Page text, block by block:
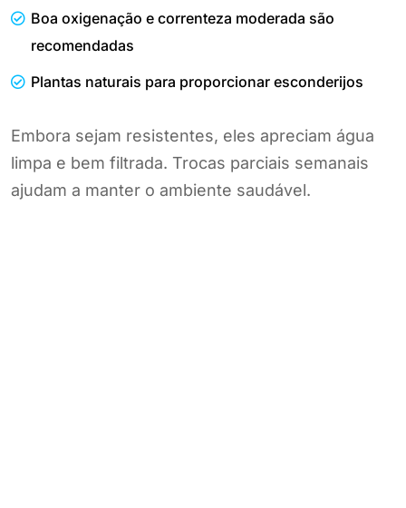
Boa oxigenação e correnteza moderada são
recomendadas
Plantas naturais para proporcionar esconderijos
Embora sejam resistentes, eles apreciam água
limpa e bem filtrada. Trocas parciais semanais
ajudam a manter o ambiente saudável.